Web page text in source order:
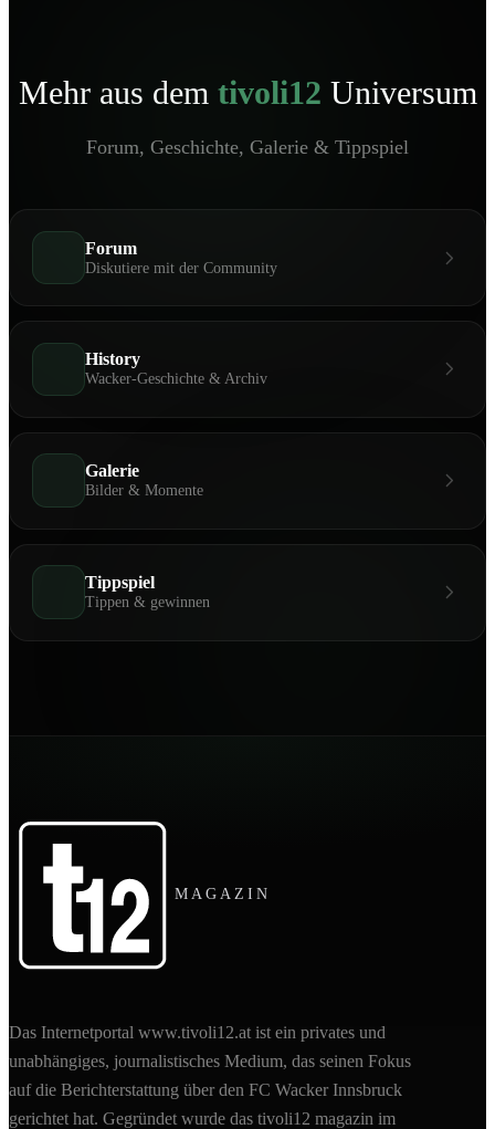
Mehr aus dem tivoli12 Universum
Forum, Geschichte, Galerie & Tippspiel
Forum
Diskutiere mit der Community
History
Wacker-Geschichte & Archiv
Galerie
Bilder & Momente
Tippspiel
Tippen & gewinnen
MAGAZIN
Das Internetportal www.tivoli12.at ist ein privates und
unabhängiges, journalistisches Medium, das seinen Fokus
auf die Berichterstattung über den FC Wacker Innsbruck
gerichtet hat. Gegründet wurde das tivoli12 magazin im